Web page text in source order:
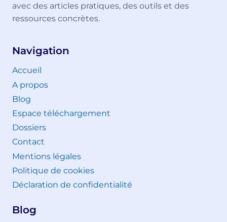
avec des articles pratiques, des outils et des
ressources concrètes.
Navigation
Accueil
A propos
Blog
Espace téléchargement
Dossiers
Contact
Mentions légales
Politique de cookies
Déclaration de confidentialité
Blog